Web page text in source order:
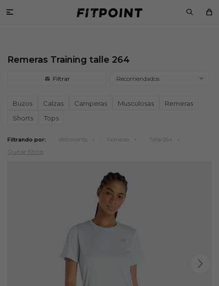

Remeras Training talle 264
Recomendados
Buzos Calzas Camperas Musculosas
Remeras
Shorts
Tops
Filtrando por: Vestimenta Remeras Talle 264
Quitar filtros